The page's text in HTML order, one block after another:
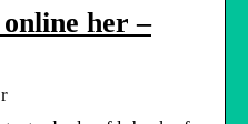
her –